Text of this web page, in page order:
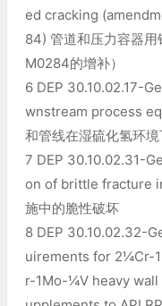
ed cracking
84) 管道和压力容器用
M0284的增补）
6 DEP 30.10.02.17-
wnstream process
和管线在湿硫化氢环
7 DEP 30.10.02.31-
on of brittle fracture
施中的脆性破坏
8 DEP 30.10.02.32-
uirements for 2¼Cr-
r-1Mo-¼V heavy